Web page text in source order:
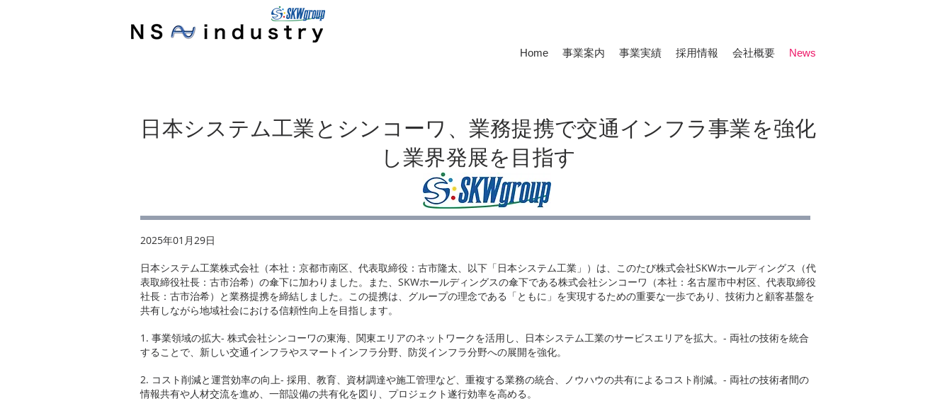
Home 事業案内 事業実績 採用情報 会社概要 News
日本システム工業とシンコーワ、業務提携で交通インフラ事業を強化
し業界発展を目指す
​2025年01月29日
日本システム工業株式会社（本社：京都市南区、代表取締役：古市隆太、以下「日本システム工業」）は、このたび株式会社SKWホールディングス（代
表取締役社長：古市治希）の傘下に加わりました。また、SKWホールディングスの傘下である株式会社シンコーワ（本社：名古屋市中村区、代表取締役
社長：古市治希）と業務提携を締結しました。この提携は、グループの理念である「ともに」を実現するための重要な一歩であり、技術力と顧客基盤を
共有しながら地域社会における信頼性向上を目指します。
1. 事業領域の拡大- 株式会社シンコーワの東海、関東エリアのネットワークを活用し、日本システム工業のサービスエリアを拡大。- 両社の技術を統合
することで、新しい交通インフラやスマートインフラ分野、防災インフラ分野への展開を強化。
2. コスト削減と運営効率の向上- 採用、教育、資材調達や施工管理など、重複する業務の統合、ノウハウの共有によるコスト削減。- 両社の技術者間の
情報共有や人材交流を進め、一部設備の共有化を図り、プロジェクト遂行効率を高める。